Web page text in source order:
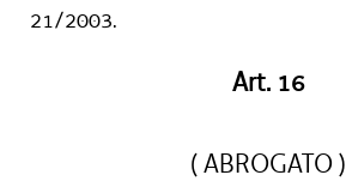
21/2003.
Art. 16
( ABROGATO )